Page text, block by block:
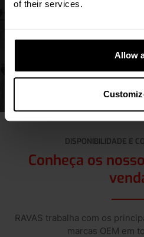
of their services.
Allow
DISPONIBILIDADE E
Conheça os
RAVAS trabalha com os
marcas OEM em